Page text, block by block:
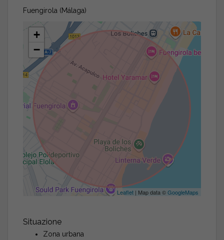
Fuengirola (Málaga)
+
−
Leaflet | Map data ©GoogleMaps
Situazione
Zona urbana